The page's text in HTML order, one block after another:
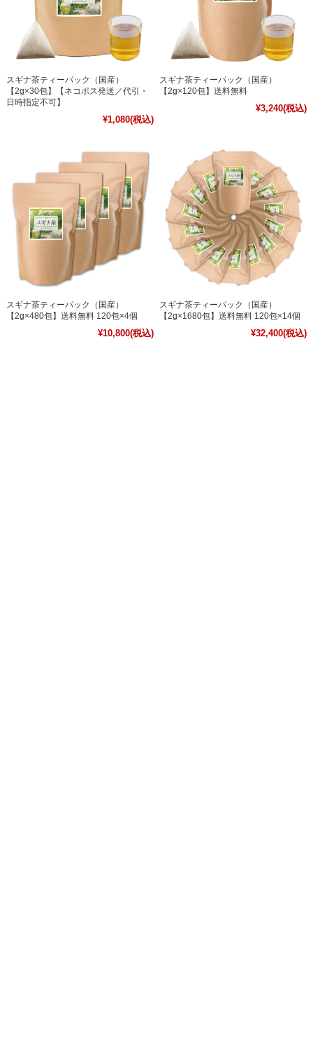
スギナ茶ティーパック（国産）
【2g×30包】【ネコポス発送／代引・
日時指定不可】
¥1,080(税込)
スギナ茶ティーパック（国産）
【2g×120包】送料無料
¥3,240(税込)
スギナ茶ティーパック（国産）
【2g×480包】送料無料 120包×4個
¥10,800(税込)
スギナ茶ティーパック（国産）
【2g×1680包】送料無料 120包×14個
¥32,400(税込)